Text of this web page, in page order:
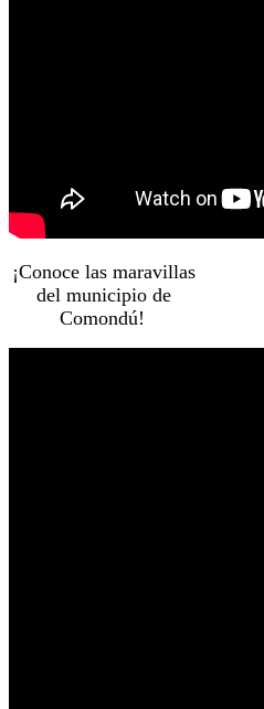
¡Conoce las maravillas
del municipio de
Comondú!